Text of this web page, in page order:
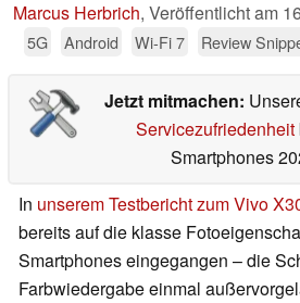
Marcus Herbrich, Veröffentlicht am
5G Android Wi-Fi 7 Review
Jetzt mitmachen:
Servicezufriedenheit
Smartphones
In unserem Testbericht zum Vivo
bereits auf die klasse
Smartphones eingegangen – die
Farbwiedergabe einmal